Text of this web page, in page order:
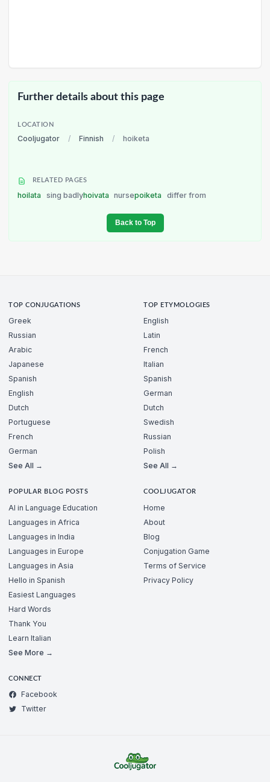
Further details about this page
LOCATION
Cooljugator / Finnish / hoiketa
RELATED PAGES
hoilata sing badlyhoivata nursepoiketa differ from
Back to Top
TOP CONJUGATIONS
Greek
Russian
Arabic
Japanese
Spanish
English
Dutch
Portuguese
French
German
See All →
TOP ETYMOLOGIES
English
Latin
French
Italian
Spanish
German
Dutch
Swedish
Russian
Polish
See All →
POPULAR BLOG POSTS
AI in Language Education
Languages in Africa
Languages in India
Languages in Europe
Languages in Asia
Hello in Spanish
Easiest Languages
Hard Words
Thank You
Learn Italian
See More →
COOLJUGATOR
Home
About
Blog
Conjugation Game
Terms of Service
Privacy Policy
CONNECT
Facebook
Twitter